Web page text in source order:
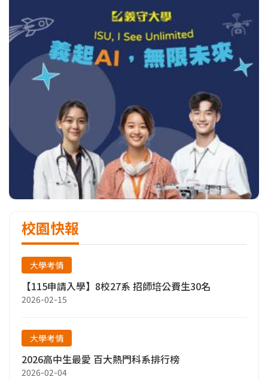
校園快報
大學考情
【115申請入學】8校27系 招師培公費生30名
2026-02-15
大學考情
2026高中生最愛 百大熱門科系排行榜
2026-02-04